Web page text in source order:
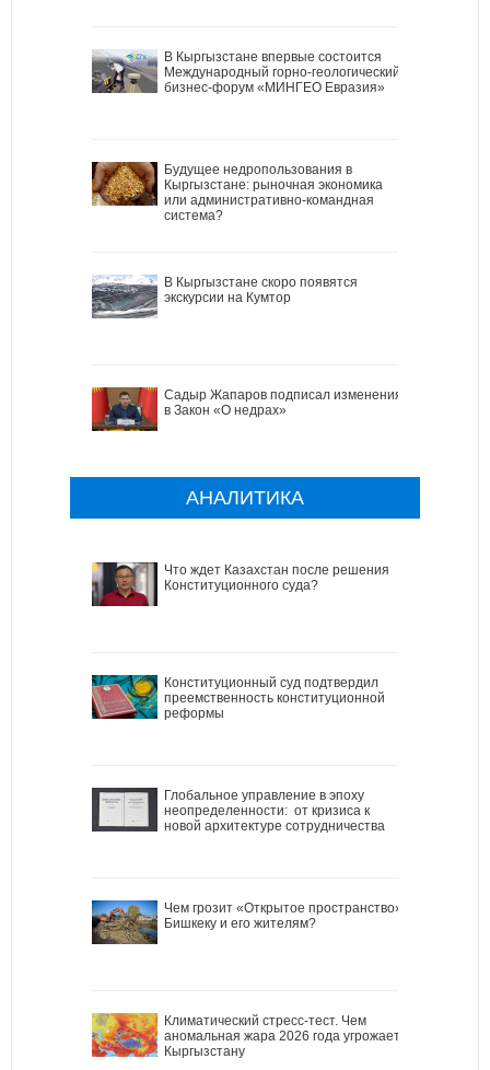
В Кыргызстане впервые состоится
Международный горно-геологический
бизнес-форум «МИНГЕО Евразия»
Будущее недропользования в
Кыргызстане: рыночная экономика
или административно-командная
система?
В Кыргызстане скоро появятся
экскурсии на Кумтор
Садыр Жапаров подписал изменения
в Закон «О недрах»
АНАЛИТИКА
Что ждет Казахстан после решения
Конституционного суда?
Конституционный суд подтвердил
преемственность конституционной
реформы
Глобальное управление в эпоху
неопределенности: от кризиса к
новой архитектуре сотрудничества
Чем грозит «Открытое пространство»
Бишкеку и его жителям?
Климатический стресс-тест. Чем
аномальная жара 2026 года угрожает
Кыргызстану